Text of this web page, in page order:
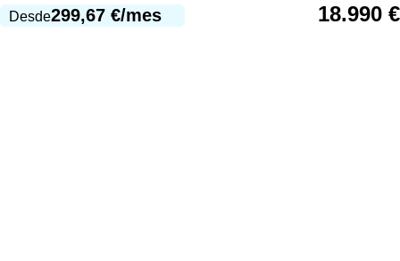
Desde299,67 €/mes 18.990 €